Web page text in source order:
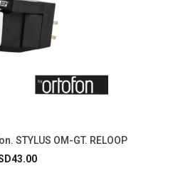
STYLUS OM-GT. RELOOP
43.00